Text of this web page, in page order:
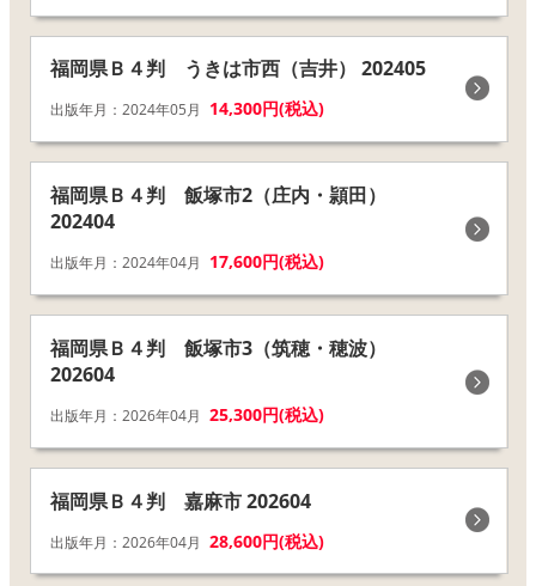
福岡県Ｂ４判 うきは市西（吉井） 202405
出版年月：2024年05月 14,300円(税込)
福岡県Ｂ４判 飯塚市2（庄内・頴田）
202404
出版年月：2024年04月 17,600円(税込)
福岡県Ｂ４判 飯塚市3（筑穂・穂波）
202604
出版年月：2026年04月 25,300円(税込)
福岡県Ｂ４判 嘉麻市 202604
出版年月：2026年04月 28,600円(税込)